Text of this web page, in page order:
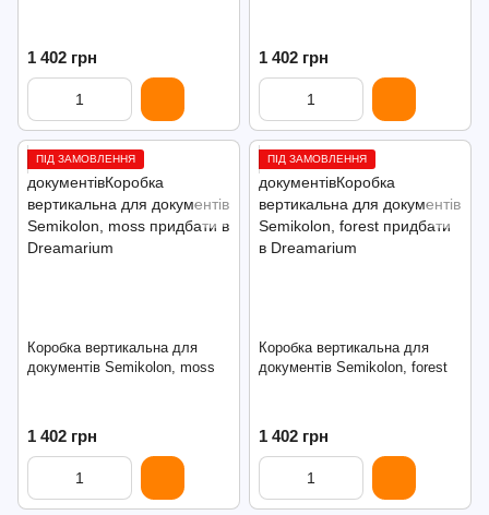
1 402 грн 1 402 грн
ПІД ЗАМОВЛЕННЯ
Коробка вертикальна для
документів Semikolon, moss
1 402 грн
ПІД ЗАМОВЛЕННЯ
Коробка вертикальна для
документів Semikolon, forest
1 402 грн